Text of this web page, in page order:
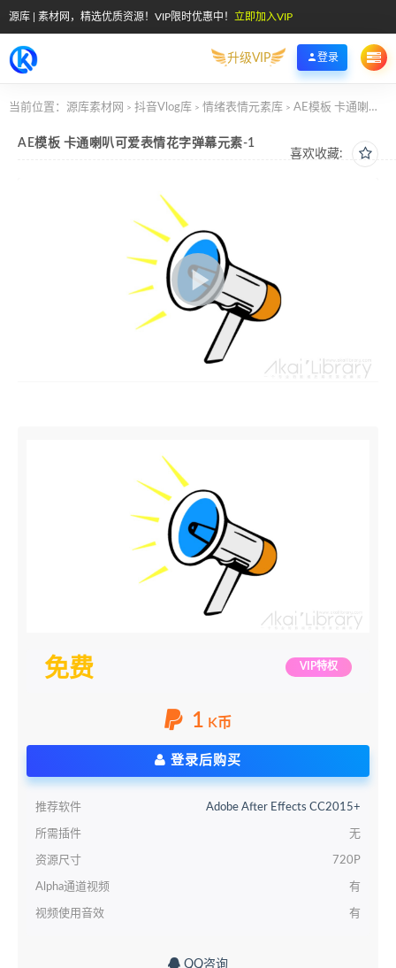
源库 | 素材网，精选优质资源！VIP限时优惠中！ 立即加入VIP
升级VIP 登录
当前位置： 源库素材网 > 抖音Vlog库 > 情绪表情元素库 > AE模板 卡通喇叭可爱表情花字弹幕元素-1
喜欢收藏:
AE模板 卡通喇叭可爱表情花字弹幕元素-1
免费 VIP特权
1 K币
登录后购买
推荐软件 Adobe After Effects CC2015+
所需插件 无
资源尺寸 720P
Alpha通道视频 有
视频使用音效 有
QQ咨询